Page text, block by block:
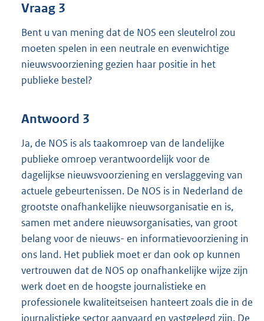
Vraag 3
Bent u van mening dat de NOS een sleutelrol zou
moeten spelen in een neutrale en evenwichtige
nieuwsvoorziening gezien haar positie in het
publieke bestel?
Antwoord 3
Ja, de NOS is als taakomroep van de landelijke
publieke omroep verantwoordelijk voor de
dagelijkse nieuwsvoorziening en verslaggeving van
actuele gebeurtenissen. De NOS is in Nederland de
grootste onafhankelijke nieuwsorganisatie en is,
samen met andere nieuwsorganisaties, van groot
belang voor de nieuws- en informatievoorziening in
ons land. Het publiek moet er dan ook op kunnen
vertrouwen dat de NOS op onafhankelijke wijze zijn
werk doet en de hoogste journalistieke en
professionele kwaliteitseisen hanteert zoals die in de
journalistieke sector aanvaard en vastgelegd zijn. De